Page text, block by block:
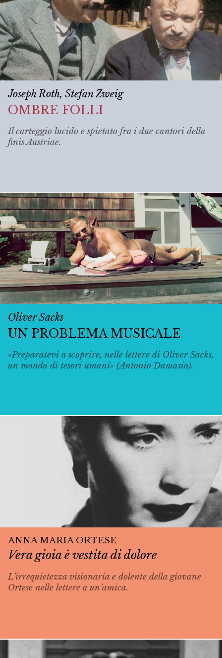
Joseph Roth, Stefan Zweig
OMBRE FOLLI
Il carteggio lucido e spietato fra i due cantori della
finis Austriae.
Oliver Sacks
UN PROBLEMA MUSICALE
«Preparatevi a scoprire, nelle lettere di Oliver Sacks,
un mondo di tesori umani» (Antonio Damasio).
ANNA MARIA ORTESE
Vera gioia è vestita di dolore
L’irrequietezza visionaria e dolente della giovane
Ortese nelle lettere a un’amica.